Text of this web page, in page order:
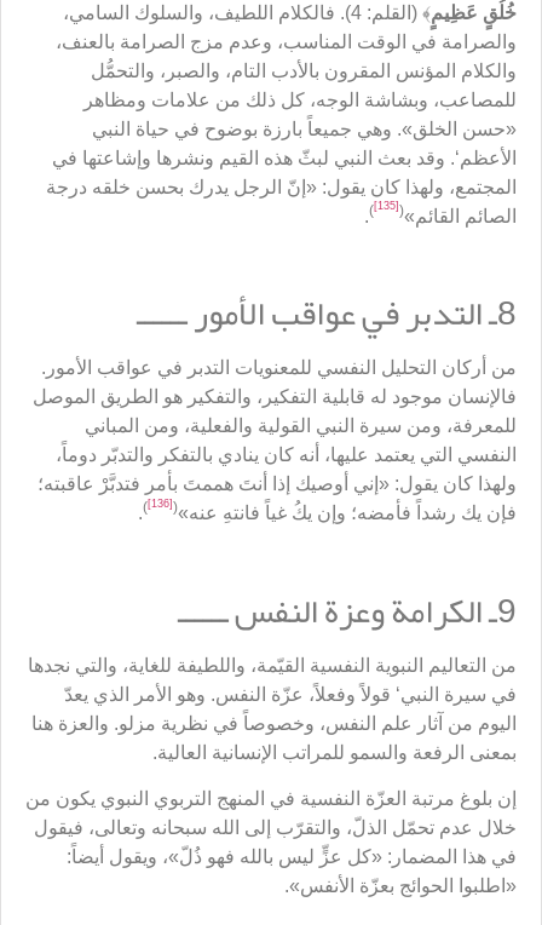
خُلُقٍ عَظِيمٍ
﴾ (القلم: 4). فالكلام اللطيف، والسلوك السامي،
والصرامة في الوقت المناسب، وعدم مزج الصرامة بالعنف،
والكلام المؤنس المقرون بالأدب التام، والصبر، والتحمُّل
للمصاعب، وبشاشة الوجه، كل ذلك من علامات ومظاهر
«حسن الخلق». وهي جميعاً بارزة بوضوح في حياة النبي
الأعظم‘. وقد بعث النبي لبثّ هذه القيم ونشرها وإشاعتها في
المجتمع، ولهذا كان يقول: «إنّ الرجل يدرك بحسن خلقه درجة
الصائم القائم»(
[135]
)
.
8ـ التدبر في عواقب الأمور ــــــ
من أركان التحليل النفسي للمعنويات التدبر في عواقب الأمور.
فالإنسان موجود له قابلية التفكير، والتفكير هو الطريق الموصل
للمعرفة، ومن سيرة النبي القولية والفعلية، ومن المباني
النفسي التي يعتمد عليها، أنه كان ينادي بالتفكر والتدبّر دوماً،
ولهذا كان يقول: «إني أوصيك إذا أنتَ هممتَ بأمر فتدبَّرْ عاقبته؛
فإن يك رشداً فأمضه؛ وإن يكُ غياً فانتهِ عنه»(
[136]
)
.
9ـ الكرامة وعزة النفس ــــــ
من التعاليم النبوية النفسية القيّمة، واللطيفة للغاية، والتي نجدها
في سيرة النبي‘ قولاً وفعلاً، عزّة النفس. وهو الأمر الذي يعدّ
اليوم من آثار علم النفس، وخصوصاً في نظرية مزلو. والعزة هنا
بمعنى الرفعة والسمو للمراتب الإنسانية العالية.
إن بلوغ مرتبة العزّة النفسية في المنهج التربوي النبوي يكون من
خلال عدم تحمّل الذلّ، والتقرّب إلى الله سبحانه وتعالى، فيقول
في هذا المضمار: «كل عزٍّ ليس بالله فهو ذُلّ»، ويقول أيضاً:
«اطلبوا الحوائج بعزّة الأنفس».